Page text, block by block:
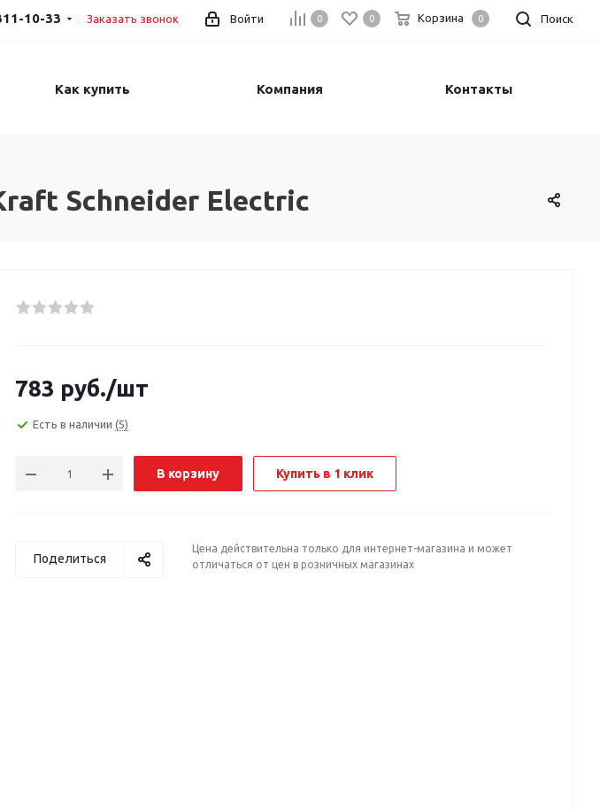
Поиск
0 0 Корзина 0
Войти
10-33 Заказать звонок
Как купить Компания Контакты
Schneider Electric
783 руб./шт
Есть в наличии (5)
В корзину Купить в 1 клик
Поделиться
Цена действительна только для интернет-магазина и может
отличаться от цен в розничных магазинах